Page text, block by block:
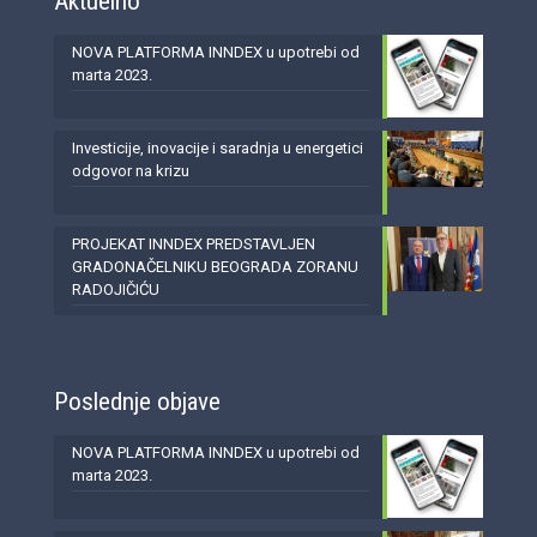
NOVA PLATFORMA INNDEX u upotrebi od
marta 2023.
Investicije, inovacije i saradnja u energetici
odgovor na krizu
PROJEKAT INNDEX PREDSTAVLJEN
GRADONAČELNIKU BEOGRADA ZORANU
RADOJIČIĆU
Poslednje objave
NOVA PLATFORMA INNDEX u upotrebi od
marta 2023.